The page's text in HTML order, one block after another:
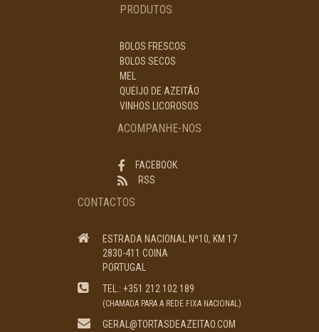
PRODUTOS
BOLOS FRESCOS
BOLOS SECOS
MEL
QUEIJO DE AZEITÃO
VINHOS LICOROSOS
ACOMPANHE-NOS
FACEBOOK
RSS
CONTACTOS
ESTRADA NACIONAL Nº10, KM 17
2830-411 COINA
PORTUGAL
TEL.: +351 212 102 189
(CHAMADA PARA A REDE FIXA NACIONAL)
GERAL@TORTASDEAZEITAO.COM